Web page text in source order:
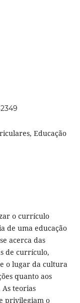
Educação
o currículo
de uma educação
acerca das
de currículo,
o lugar da cultura
quanto aos
As teorias
privilegiam o